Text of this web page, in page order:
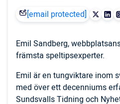
[email protected]
Emil Sandberg,
främsta speltipsexperter.
Emil är en tungviktare inom
med över ett decenniums
Sundsvalls Tidning och